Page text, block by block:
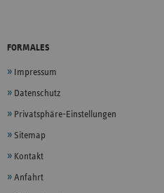
FORMALES
Impressum
Datenschutz
Privatsphäre-Einstellungen
Sitemap
Kontakt
Anfahrt